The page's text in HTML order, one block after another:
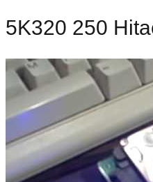
5K320 250